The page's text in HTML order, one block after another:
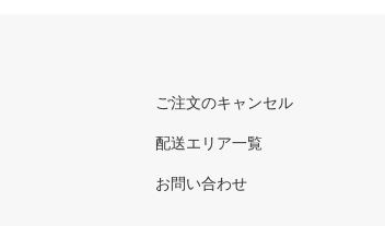
ご注文のキャンセル
配送エリア一覧
お問い合わせ